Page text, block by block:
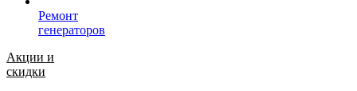
Ремонт
генераторов
Акции и
скидки